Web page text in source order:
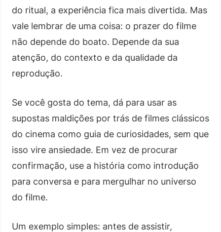
do ritual, a experiência fica mais divertida. Mas
vale lembrar de uma coisa: o prazer do filme
não depende do boato. Depende da sua
atenção, do contexto e da qualidade da
reprodução.
Se você gosta do tema, dá para usar as
supostas maldições por trás de filmes clássicos
do cinema como guia de curiosidades, sem que
isso vire ansiedade. Em vez de procurar
confirmação, use a história como introdução
para conversa e para mergulhar no universo
do filme.
Um exemplo simples: antes de assistir,